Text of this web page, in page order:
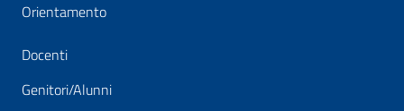
Orientamento
Docenti
Genitori/Alunni